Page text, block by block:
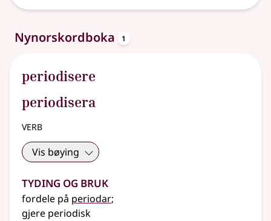
Nynorskordboka 1
periodisere
periodisera
verb
Vis bøying
Tyding og bruk
fordele på periodar;
gjere periodisk